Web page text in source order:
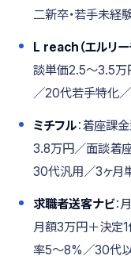
二新卒・若手未経
L reach（エルリー
談単価2.5〜3.5万
／20代若手特化
ミチフル：着座課
3.8万円／面談着
30代汎用／3ヶ月
求職者送客ナビ：
月額3万円＋決定
率5〜8%／30代